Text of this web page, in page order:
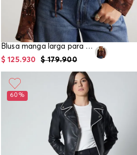
Blusa manga larga para mujer
$ 179.900
$ 125.930
60%